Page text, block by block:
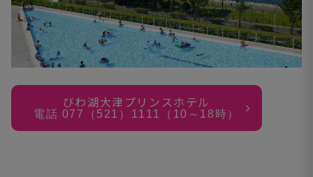
びわ湖大津プリンスホテル
電話 077 （ 521 ） 1111 （ 10 ～ 18 時）